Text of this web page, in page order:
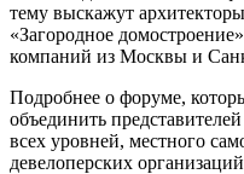
тему выскажут
«Загородное
компаний из Москвы и
Подробнее о форуме,
объединить
всех уровней, местного
девелоперских